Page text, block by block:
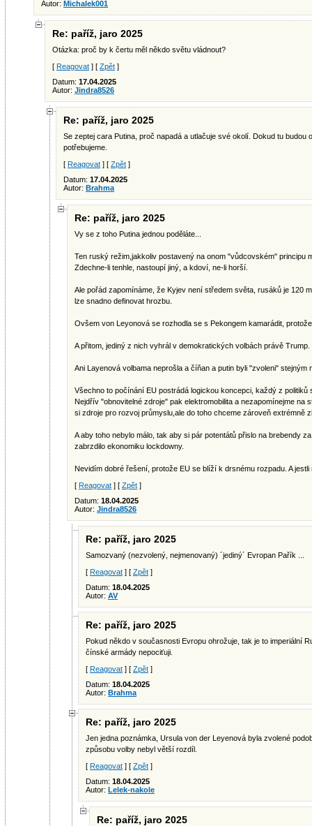
Autor: Michalek001
Re: paříž, jaro 2025
Otázka: proč by k čertu měl někdo světu vládnout?
[ Reagovat ] [ Zpět ]
Datum: 17.04.2025
Autor: Jindra8526
Re: paříž, jaro 2025
Se zeptej cara Putina, proč napadá a utlačuje své okolí. Dokud tu budou
potřebujeme.
[ Reagovat ] [ Zpět ]
Datum: 17.04.2025
Autor: Brahma
Re: paříž, jaro 2025
Vy se z toho Putina jednou poděláte...
Ten ruský režim,jakkoliv postavený na onom "vůdcovském" principu
Zdechne-li tenhle, nastoupí jiný, a kdoví, ne-li horší.
Ale pořád zapomínáme, že Kyjev není středem světa, rusáků je 120
lze snadno definovat hrozbu.
Ovšem von Leyonová se rozhodla se s Pekongem kamarádit,
A přitom, jediný z nich vyhrál v demokratických volbách právě Trump.
Ani Layenová volbama neprošla a číňan a putin byli "zvoleni" stejným
Všechno to počínání EU postrádá logickou koncepci, každý z
Nejdřív "obnovitelné zdroje" pak elektromobilita a nezapomínejme na
si zdroje pro rozvoj průmyslu,ale do toho chceme zároveň extrémně
A aby toho nebylo málo, tak aby si pár potentátů přislo na brebendy
zabrzdilo ekonomiku lockdowny.
Nevidím dobré řešení, protože EU se blíží k drsnému rozpadu. A
[ Reagovat ] [ Zpět ]
Datum: 18.04.2025
Autor: Jindra8526
Re: paříž, jaro 2025
Samozvaný (nezvolený, nejmenovaný) ´jediný´ Evropan Pařík ...
[ Reagovat ] [ Zpět ]
Datum: 18.04.2025
Autor: AV
Re: paříž, jaro 2025
Pokud někdo v současnosti Evropu ohrožuje, tak je to imperiální
čínské armády nepociťuji.
[ Reagovat ] [ Zpět ]
Datum: 18.04.2025
Autor: Brahma
Re: paříž, jaro 2025
Jen jedna poznámka, Ursula von der Leyenová byla zvolené
způsobu volby nebyl větší rozdíl.
[ Reagovat ] [ Zpět ]
Datum: 18.04.2025
Autor: Lelek-nakole
Re: paříž, jaro 2025